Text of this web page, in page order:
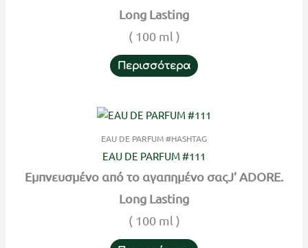
Long Lasting
( 100 ml )
Περισσότερα
EAU DE PARFUM #HASHTAG
EAU DE PARFUM #111
Εμπνευσμένο από το αγαπημένο σαςJ’ ADORE.
Long Lasting
( 100 ml )